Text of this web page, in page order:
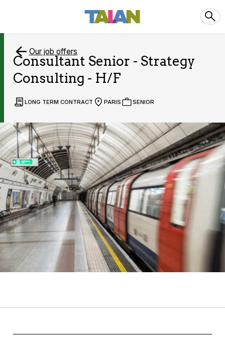
Our job offers
Consultant Senior - Strategy
Consulting - H/F
LONG TERM CONTRACT PARIS SENIOR